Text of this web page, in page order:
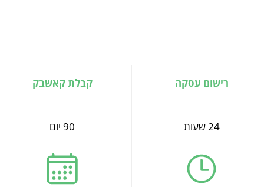
רישום עסקה
24 שעות
קבלת קאשבק
90 יום